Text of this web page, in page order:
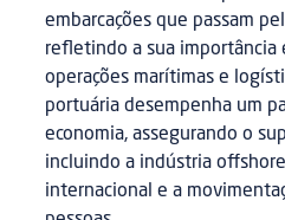
embarcações que passam
refletindo a sua importância
operações marítimas e
portuária desempenha um
economia, assegurando o
incluindo a indústria
internacional e a